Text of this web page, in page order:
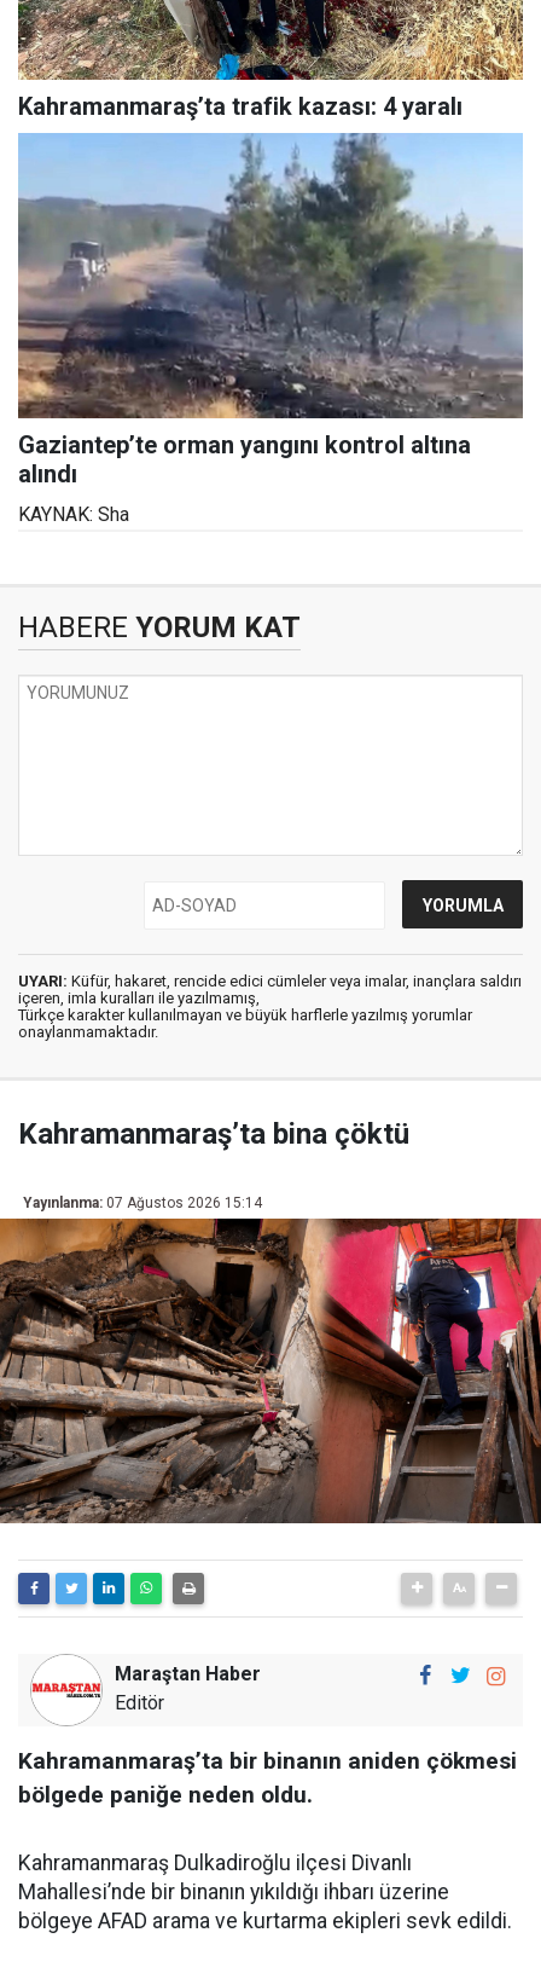
Kahramanmaraş’ta trafik kazası: 4 yaralı
Gaziantep’te orman yangını kontrol altına
alındı
KAYNAK: Sha
HABERE YORUM KAT
UYARI: Küfür, hakaret, rencide edici cümleler veya imalar, inançlara saldırı
içeren, imla kuralları ile yazılmamış,
Türkçe karakter kullanılmayan ve büyük harflerle yazılmış yorumlar
onaylanmamaktadır.
Kahramanmaraş’ta bina çöktü
Yayınlanma: 07 Ağustos 2026 15:14
Maraştan Haber
Editör
Kahramanmaraş’ta bir binanın aniden çökmesi
bölgede paniğe neden oldu.
Kahramanmaraş Dulkadiroğlu ilçesi Divanlı
Mahallesi’nde bir binanın yıkıldığı ihbarı üzerine
bölgeye AFAD arama ve kurtarma ekipleri sevk edildi.